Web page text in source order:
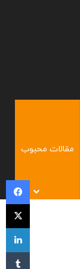
مقالات محبوب
X